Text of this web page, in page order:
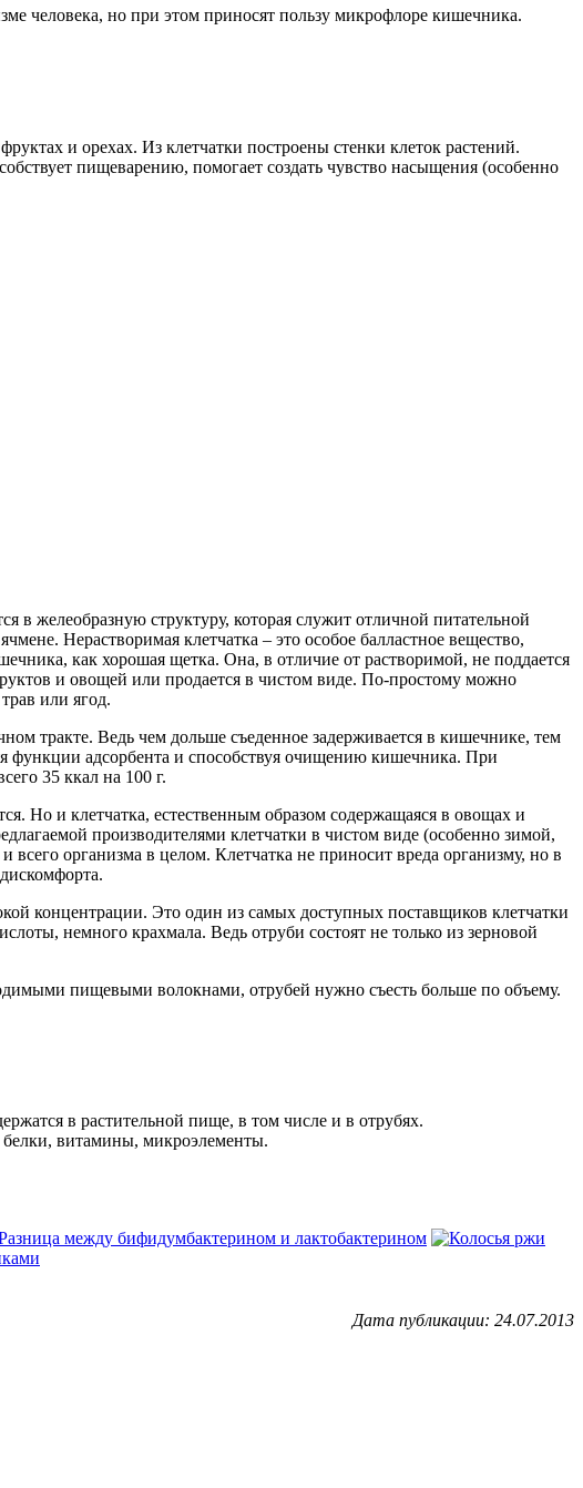
человека, но при этом приносят пользу микрофлоре кишечника.
и орехах. Из клетчатки построены стенки клеток растений.
пищеварению, помогает создать чувство насыщения (особенно
в желеобразную структуру, которая служит отличной питательной
Нерастворимая клетчатка – это особое балластное вещество,
как хорошая щетка. Она, в отличие от растворимой, не поддается
и овощей или продается в чистом виде. По-простому можно
или ягод.
тракте. Ведь чем дольше съеденное задерживается в кишечнике, тем
функции адсорбента и способствуя очищению кишечника. При
35 ккал на 100 г.
Но и клетчатка, естественным образом содержащаяся в овощах и
производителями клетчатки в чистом виде (особенно зимой,
организма в целом. Клетчатка не приносит вреда организму, но в
концентрации. Это один из самых доступных поставщиков клетчатки
немного крахмала. Ведь отруби состоят не только из зерновой
пищевыми волокнами, отрубей нужно съесть больше по объему.
в растительной пище, в том числе и в отрубях.
белки, витамины, микроэлементы.
между бифидумбактерином и лактобактерином
Дата публикации: 24.07.2013